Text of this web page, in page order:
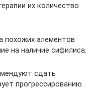
их количество
похожих элементов
на наличие сифилиса.
сдать
прогрессированию